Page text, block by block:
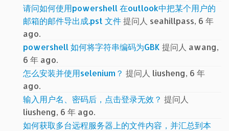
请问如何使用powershell 在outlook中把某个用户的
邮箱的邮件导出成.pst 文件提问人 seahillpass, 6 年
ago.
powershell 如何将字符串编码为GBK 提问人 awang,
6 年 ago.
怎么安装并使用selenium？ 提问人 liusheng, 6 年
ago.
输入用户名、密码后，点击登录无效？ 提问人
liusheng, 6 年 ago.
如何获取多台远程服务器上的文件内容，并汇总到本